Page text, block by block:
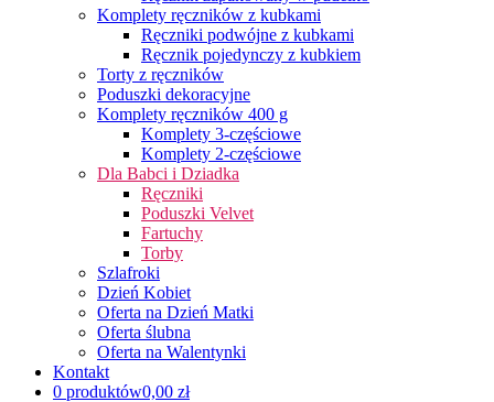
Komplety ręczników z kubkami
Ręczniki podwójne z kubkami
Ręcznik pojedynczy z kubkiem
Torty z ręczników
Poduszki dekoracyjne
Komplety ręczników 400 g
Komplety 3-częściowe
Komplety 2-częściowe
Dla Babci i Dziadka
Ręczniki
Poduszki Velvet
Fartuchy
Torby
Szlafroki
Dzień Kobiet
Oferta na Dzień Matki
Oferta ślubna
Oferta na Walentynki
Kontakt
0 produktów0,00 zł